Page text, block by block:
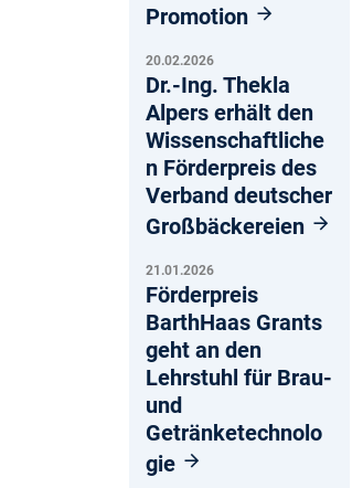
Promotion
20.02.2026
Dr.-Ing. Thekla
Alpers erhält den
Wissenschaftliche
n Förderpreis des
Verband deutscher
Großbäckereien
21.01.2026
Förderpreis
BarthHaas Grants
geht an den
Lehrstuhl für Brau-
und
Getränketechnolo
gie